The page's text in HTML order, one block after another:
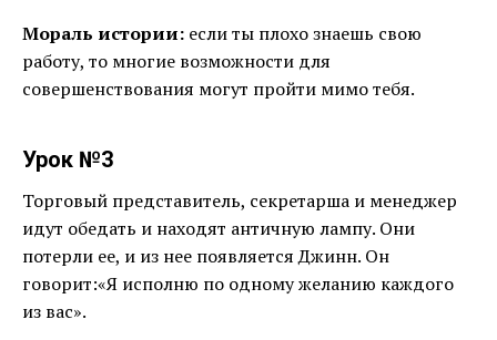
Мораль истории: если ты плохо знаешь свою
работу, то многие возможности для
совершенствования могут пройти мимо тебя.
Урок №3
Торговый представитель, секретарша и менеджер
идут обедать и находят античную лампу. Они
потерли ее, и из нее появляется Джинн. Он
говорит:«Я исполню по одному желанию каждого
из вас».